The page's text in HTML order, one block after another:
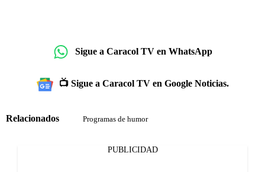
Sigue a Caracol TV en WhatsApp
📺 Sigue a Caracol TV en Google Noticias.
Relacionados Programas de humor
PUBLICIDAD